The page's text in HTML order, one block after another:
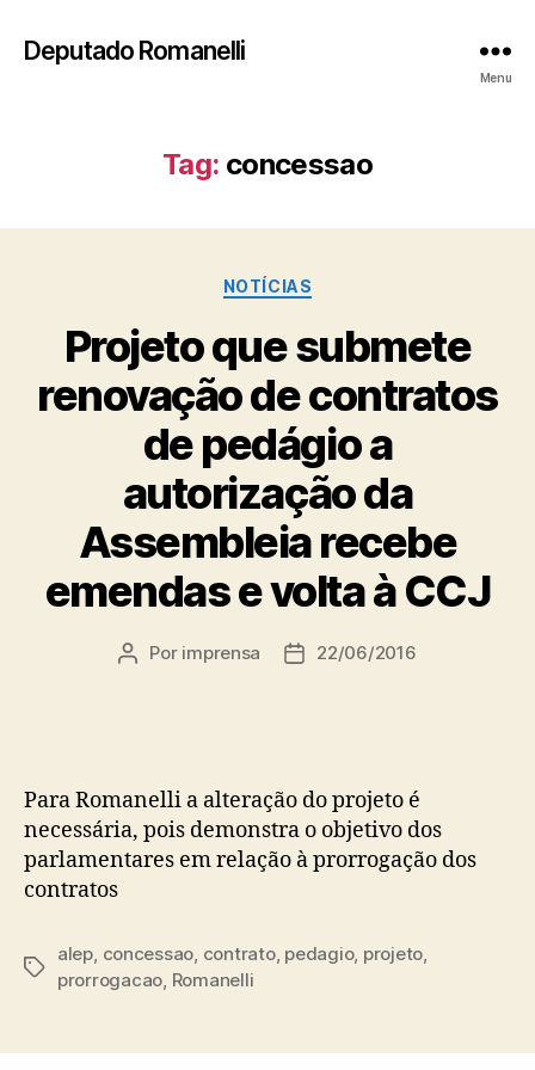
Deputado Romanelli
Menu
Tag: concessao
Categorias
NOTÍCIAS
Projeto que submete
renovação de contratos
de pedágio a
autorização da
Assembleia recebe
emendas e volta à CCJ
Autor
Por imprensa
Data22/06/2016
Para Romanelli a alteração do projeto é
necessária, pois demonstra o objetivo dos
parlamentares em relação à prorrogação dos
contratos
Tags
alep concessao contrato, pedagio, projeto
prorrogacao Romanelli